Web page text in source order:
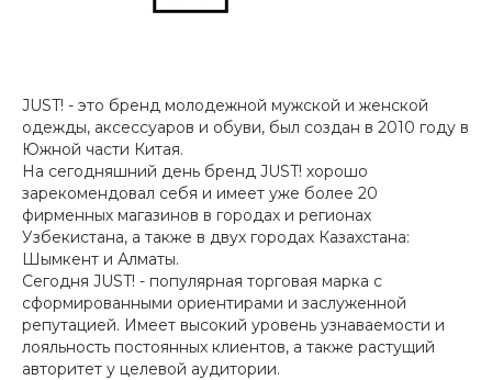
JUST! - это бренд молодежной мужской и женской
одежды, аксессуаров и обуви, был создан в 2010 году в
Южной части Китая.
На сегодняшний день бренд JUST! хорошо
зарекомендовал себя и имеет уже более 20
фирменных магазинов в городах и регионах
Узбекистана, а также в двух городах Казахстана:
Шымкент и Алматы.
Сегодня JUST! - популярная торговая марка с
сформированными ориентирами и заслуженной
репутацией. Имеет высокий уровень узнаваемости и
лояльность постоянных клиентов, а также растущий
авторитет у целевой аудитории.